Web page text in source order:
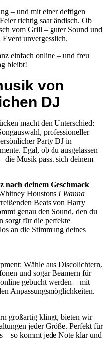
– und mit einer deftigen
richtig saarländisch. Ob
vom Grill – guter Sound und
Event unvergesslich.
einfach online – und freu
bleibt!
von
DJ
macht den Unterschied:
professioneller
Party DJ in
Egal, ob du ausgelassen
die Musik passt sich deinem
nach deinem Geschmack
Houstons I Wanna
Beats von Harry
genau den Sound, den du
sorgt für die perfekte
an die Stimmung deines
Wähle aus Discolichtern,
und sogar Beamern für
gebucht werden – mit
Anpassungsmöglichkeiten.
großartig klingt, bieten wir
jeder Größe. Perfekt für
– so kommt jede Note klar und